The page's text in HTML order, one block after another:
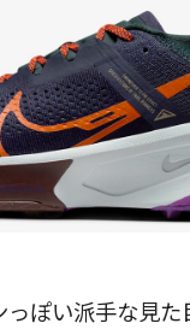
ぽい派手な見た